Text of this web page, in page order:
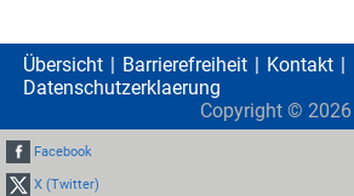
Übersicht Barrierefreiheit Kontakt
Datenschutzerklaerung
Copyright © 2026
Facebook
X (Twitter)